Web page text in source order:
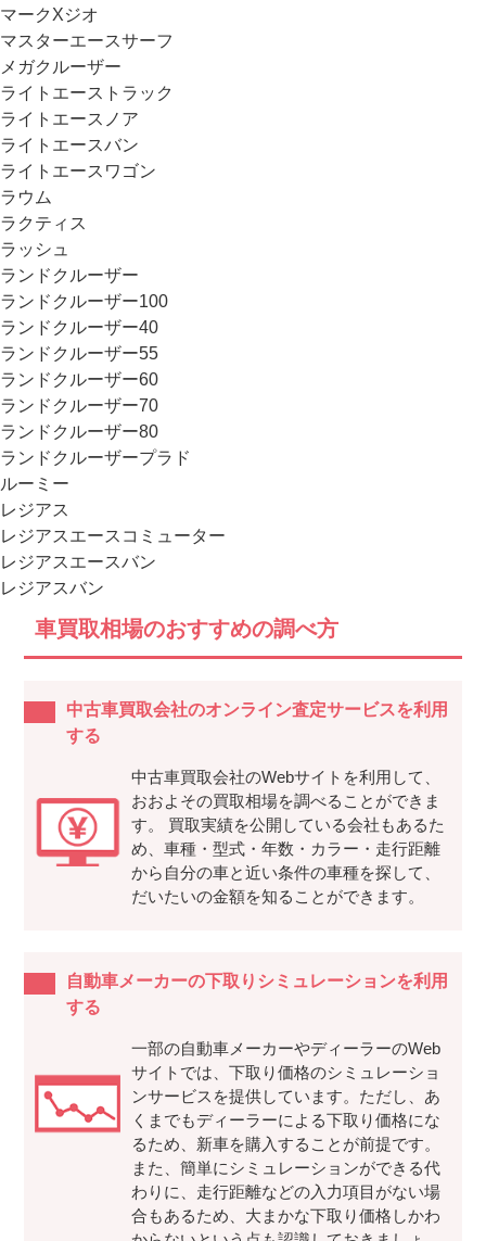
マークXジオ
マスターエースサーフ
メガクルーザー
ライトエーストラック
ライトエースノア
ライトエースバン
ライトエースワゴン
ラウム
ラクティス
ラッシュ
ランドクルーザー
ランドクルーザー100
ランドクルーザー40
ランドクルーザー55
ランドクルーザー60
ランドクルーザー70
ランドクルーザー80
ランドクルーザープラド
ルーミー
レジアス
レジアスエースコミューター
レジアスエースバン
レジアスバン
車買取相場のおすすめの調べ方
中古車買取会社のオンライン査定サービスを利用
する
中古車買取会社のWebサイトを利用して、
おおよその買取相場を調べることができま
す。 買取実績を公開している会社もあるた
め、車種・型式・年数・カラー・走行距離
から自分の車と近い条件の車種を探して、
だいたいの金額を知ることができます。
自動車メーカーの下取りシミュレーションを利用
する
一部の自動車メーカーやディーラーのWeb
サイトでは、下取り価格のシミュレーショ
ンサービスを提供しています。ただし、あ
くまでもディーラーによる下取り価格にな
るため、新車を購入することが前提です。
また、簡単にシミュレーションができる代
わりに、走行距離などの入力項目がない場
合もあるため、大まかな下取り価格しかわ